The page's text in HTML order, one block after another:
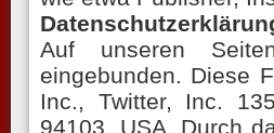
Auf unseren
eingebunden. Diese
Inc., Twitter, Inc.
94103, USA. Durch